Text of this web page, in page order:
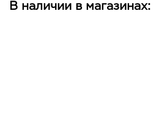
В наличии в магазинах: